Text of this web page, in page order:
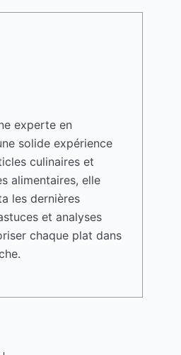
experte en
solide expérience
culinaires et
alimentaires, elle
les dernières
et analyses
chaque plat dans